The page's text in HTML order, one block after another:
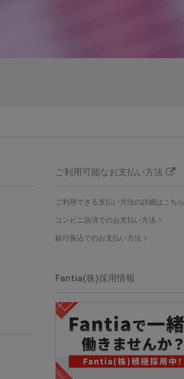
ご利用可能なお支払い方法
ご利用できる支払い方法の詳細はこちら
コンビニ決済でのお支払い方法
銀行振込でのお支払い方法
Fantia(株)採用情報